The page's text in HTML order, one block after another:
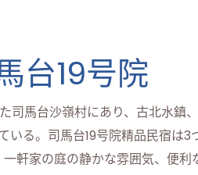
台19号院
司馬台沙嶺村にあり、古北水鎮
る。司馬台19号院精品民宿は3
軒家の庭の静かな雰囲気、便利